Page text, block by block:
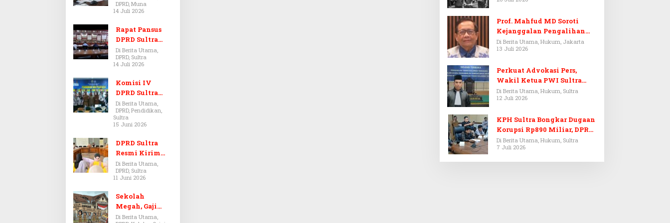
Dugaan Jual
Beli Tanah
Bermasalah di
Muna
DPRD, Muna
14 Juli 2026
Rapat Pansus
DPRD Sultra
Diskors Dua
Kali Akibat
Ketidakhadira
n Pj Sekda
Di Berita Utama,
DPRD, Sultra
14 Juli 2026
Komisi IV
DPRD Sultra
Kawal Hak
Guru,
Rencanakan
Pendidikan
Di Berita Utama,
DPRD, Pendidikan,
Sultra
15 Juni 2026
DPRD Sultra
Resmi Kirim
Aspirasi Tolak
Peraturan
BPOM No. 5
Tahun 2026 ke
Komisi IX DPR
Di Berita Utama,
DPRD, Sultra
11 Juni 2026
Sekolah
Megah, Gaji
Guru Berdarah-
Di Berita Utama,
Prof. Mahfud MD Soroti
Kejanggalan Pengalihan
Penyelidikan Tersangka
Febrie Adriansyah
Di Berita Utama, Hukum, Jakarta
13 Juli 2026
Perkuat Advokasi Pers,
Wakil Ketua PWI Sultra
Resmi Dilantik Menjadi
Advokat PERADI
Di Berita Utama, Hukum, Sultra
12 Juli 2026
KPH Sultra Bongkar Dugaan
Korupsi Rp890 Miliar, DPRD
Sultra Gelar RDP
Di Berita Utama, Hukum, Sultra
7 Juli 2026